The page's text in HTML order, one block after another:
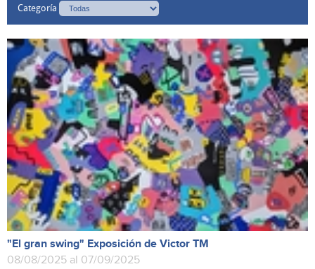
Categoría
"El gran swing" Exposición de Victor TM
08/08/2025 al 07/09/2025